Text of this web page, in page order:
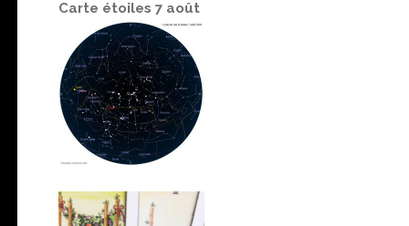
Carte étoiles 7 août